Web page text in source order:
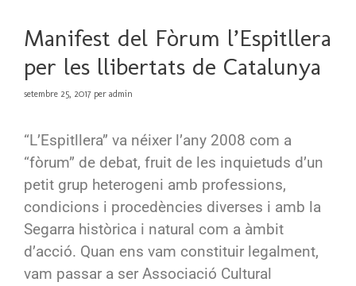
Manifest del Fòrum l’Espitllera
per les llibertats de Catalunya
setembre 25, 2017 per admin
“L’Espitllera” va néixer l’any 2008 com a
“fòrum” de debat, fruit de les inquietuds d’un
petit grup heterogeni amb professions,
condicions i procedències diverses i amb la
Segarra històrica i natural com a àmbit
d’acció. Quan ens vam constituir legalment,
vam passar a ser Associació Cultural